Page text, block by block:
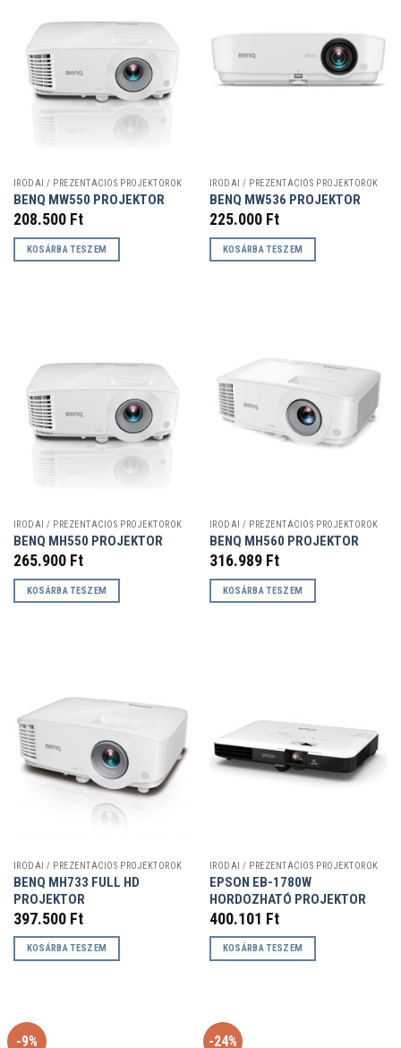
IRODAI / PREZENTÁCIÓS PROJEKTOROK
BENQ MW550 PROJEKTOR
208.500 Ft
KOSÁRBA TESZEM
IRODAI / PREZENTÁCIÓS PROJEKTOROK
BENQ MW536 PROJEKTOR
225.000 Ft
KOSÁRBA TESZEM
IRODAI / PREZENTÁCIÓS PROJEKTOROK
BENQ MH550 PROJEKTOR
265.900 Ft
KOSÁRBA TESZEM
IRODAI / PREZENTÁCIÓS PROJEKTOROK
BENQ MH560 PROJEKTOR
316.989 Ft
KOSÁRBA TESZEM
IRODAI / PREZENTÁCIÓS PROJEKTOROK
BENQ MH733 FULL HD
PROJEKTOR
397.500 Ft
KOSÁRBA TESZEM
IRODAI / PREZENTÁCIÓS PROJEKTOROK
EPSON EB-1780W
HORDOZHATÓ PROJEKTOR
400.101 Ft
KOSÁRBA TESZEM
-9% -24%